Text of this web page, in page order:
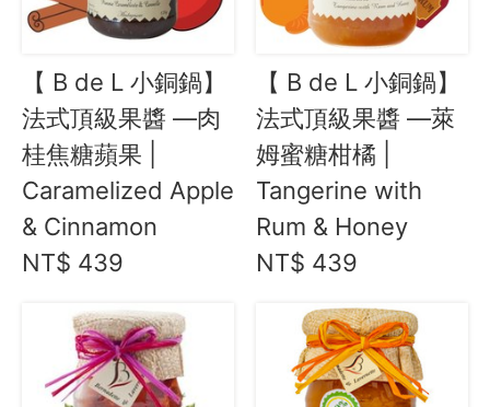
【 B de L 小銅鍋】
法式頂級果醬 —肉
桂焦糖蘋果 |
Caramelized Apple
& Cinnamon
NT$ 439
【 B de L 小銅鍋】
法式頂級果醬 —萊
姆蜜糖柑橘 |
Tangerine with
Rum & Honey
NT$ 439